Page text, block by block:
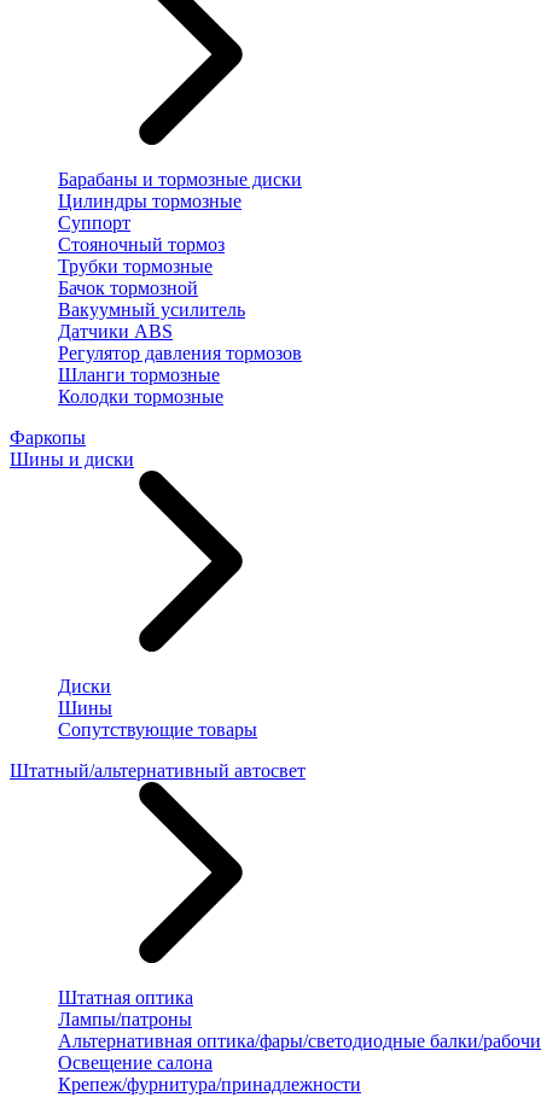
Барабаны и тормозные диски
Цилиндры тормозные
Суппорт
Стояночный тормоз
Трубки тормозные
Бачок тормозной
Вакуумный усилитель
Датчики ABS
Регулятор давления тормозов
Шланги тормозные
Колодки тормозные
Фаркопы
Шины и диски
Диски
Шины
Сопутствующие товары
Штатный/альтернативный автосвет
Штатная оптика
Лампы/патроны
Альтернативная оптика/фары/светодиодные балки/
Освещение салона
Крепеж/фурнитура/принадлежности